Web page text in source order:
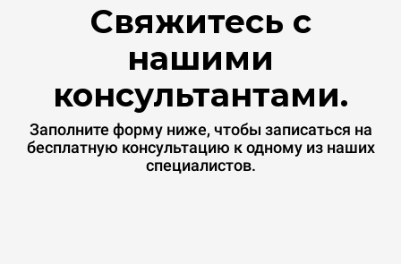
Свяжитесь с
нашими
консультантами.
Заполните форму ниже, чтобы записаться на
бесплатную консультацию к одному из наших
специалистов.